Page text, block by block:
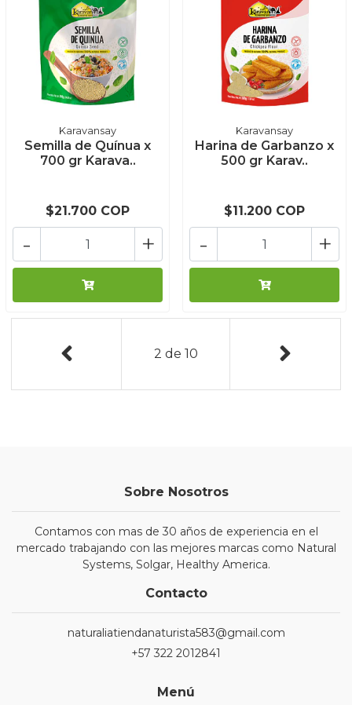
Karavansay
Semilla de Quínua x
700 gr Karava..
$21.700 COP
+
-
Karavansay
Harina de Garbanzo x
500 gr Karav..
$11.200 COP
+
-
2 de 10
Sobre Nosotros
Contamos con mas de 30 años de experiencia en el
mercado trabajando con las mejores marcas como Natural
Systems, Solgar, Healthy America.
Contacto
naturaliatiendanaturista583@gmail.com
+57 322 2012841
Menú